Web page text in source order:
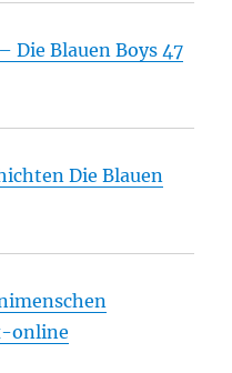
Die Blauen Boys 47
Die Blauen
online